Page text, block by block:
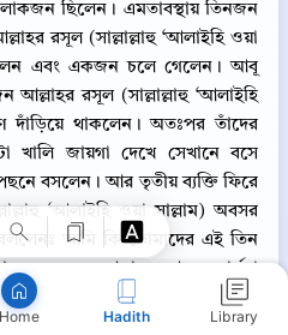
Home Hadith Library
ছিলেন। এমতাবস্থায় তিনজন
রসূল (সাল্লাল্লাহু ‘আলাইহি ওয়া
এবং একজন চলে গেলেন। আবূ
আল্লাহর রসূল (সাল্লাল্লাহু ‘আলাইহি
দাঁড়িয়ে থাকলেন। অতঃপর তাঁদের
খালি জায়গা দেখে সেখানে বসে
বসলেন। আর তৃতীয় ব্যক্তি ফিরে
‘আলাইহি ওয়া সাল্লাম) অবসর
আমি কি তোমাদের এই তিন
একজন আল্লাহর আশ্রয় প্রার্থনা
অন্যজন লজ্জাবোধ করল, তাই
করলেন। আর অপরজন (মজলিসে